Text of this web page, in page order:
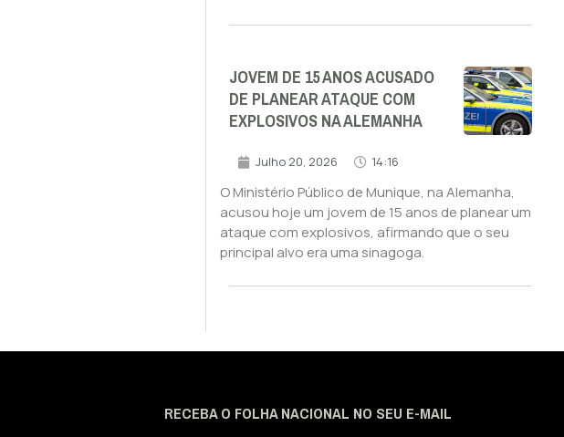
JOVEM DE 15 ANOS ACUSADO
DE PLANEAR ATAQUE COM
EXPLOSIVOS NA ALEMANHA
Julho 20, 2026 14:16
O Ministério Público de Munique, na Alemanha,
acusou hoje um jovem de 15 anos de planear um
ataque com explosivos, afirmando que o seu
principal alvo era uma sinagoga.
RECEBA O FOLHA NACIONAL NO SEU E-MAIL